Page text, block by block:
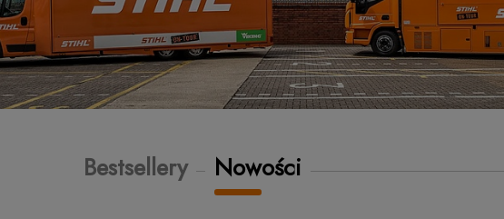
Nowości
Bestsellery